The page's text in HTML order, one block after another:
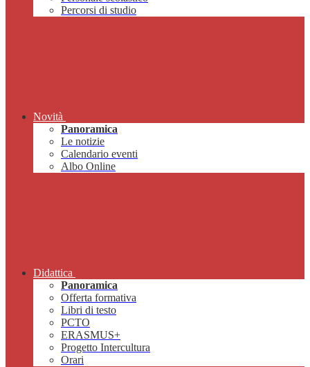
Percorsi di studio
Novità
Panoramica
Le notizie
Calendario eventi
Albo Online
Didattica
Panoramica
Offerta formativa
Libri di testo
PCTO
ERASMUS+
Progetto Intercultura
Orari